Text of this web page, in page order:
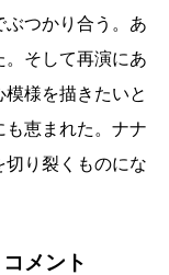
つかり合う。あ
。そして再演にあ
様を描きたいと
恵まれた。ナナ
り裂くものにな
メント